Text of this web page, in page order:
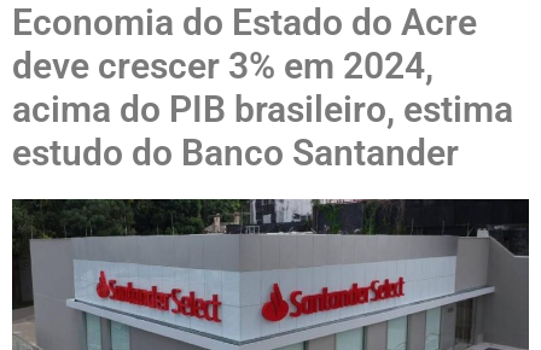
Economia do Estado do Acre
deve crescer 3% em 2024,
acima do PIB brasileiro, estima
estudo do Banco Santander